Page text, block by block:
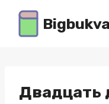
Перейти
содержимому
Двадцать